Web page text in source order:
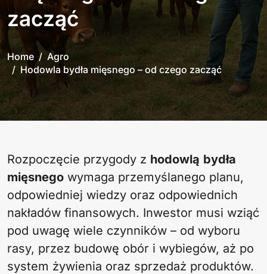
zacząć
Home
Agro
Hodowla bydła mięsnego – od czego zacząć
Rozpoczęcie przygody z hodowlą bydła
mięsnego wymaga przemyślanego planu,
odpowiedniej wiedzy oraz odpowiednich
nakładów finansowych. Inwestor musi wziąć
pod uwagę wiele czynników – od wyboru
rasy, przez budowę obór i wybiegów, aż po
system żywienia oraz sprzedaż produktów.